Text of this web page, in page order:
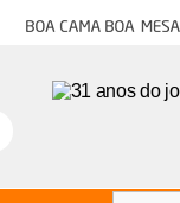
Boa cama boa mesa